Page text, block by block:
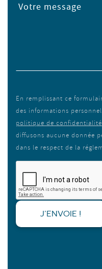
Votre message
En remplissant ce
des informations
politique de confidentialité
diffusons aucune donnée
dans le respect de la